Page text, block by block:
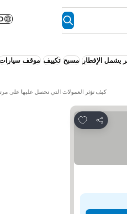
يشمل الإفطار مسبح تكييف موقف
كيف تؤثر العمولات التي نحصل عليها على
مشاركة
Add to favorites